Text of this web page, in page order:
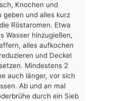
Knochen und
geben und alles kurz
Röstaromen. Etwa
Wasser hinzugießen,
alles aufkochen
und Deckel
Mindestens 2
auch länger, vor sich
Ab und an mal
durch ein Sieb